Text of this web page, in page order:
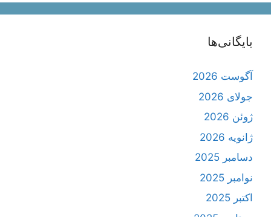
بایگانی‌ها
آگوست 2026
جولای 2026
ژوئن 2026
ژانویه 2026
دسامبر 2025
نوامبر 2025
اکتبر 2025